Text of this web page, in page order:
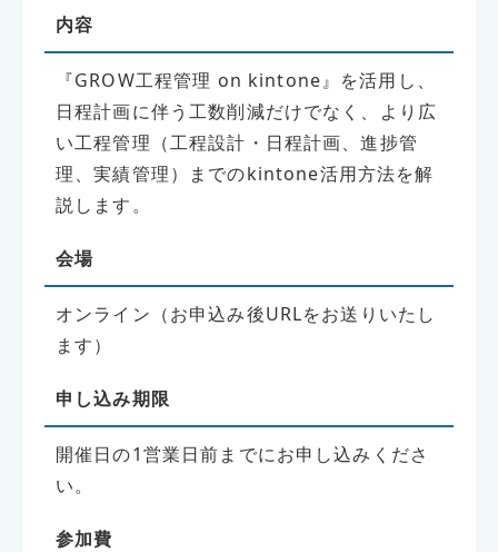
内容
『GROW工程管理 on kintone』を活用し、
日程計画に伴う工数削減だけでなく、より広
い工程管理（工程設計・日程計画、進捗管
理、実績管理）までのkintone活用方法を解
説します。
会場
オンライン（お申込み後URLをお送りいたし
ます）
申し込み期限
開催日の1営業日前までにお申し込みくださ
い。
参加費